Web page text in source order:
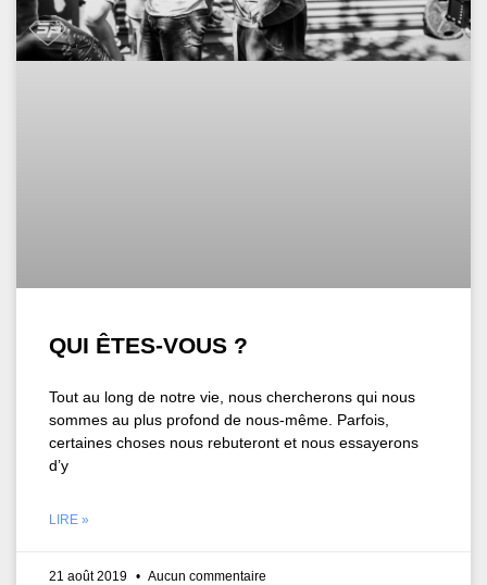
QUI ÊTES-VOUS ?
Tout au long de notre vie, nous chercherons qui nous
sommes au plus profond de nous-même. Parfois,
certaines choses nous rebuteront et nous essayerons
d’y
LIRE »
21 août 2019 Aucun commentaire